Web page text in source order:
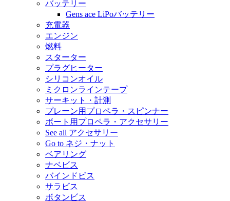
バッテリー
Gens ace LiPoバッテリー
充電器
エンジン
燃料
スターター
プラグヒーター
シリコンオイル
ミクロンラインテープ
サーキット・計測
プレーン用プロペラ・スピンナー
ボート用プロペラ・アクセサリー
See all アクセサリー
Go to ネジ・ナット
ベアリング
ナベビス
バインドビス
サラビス
ボタンビス